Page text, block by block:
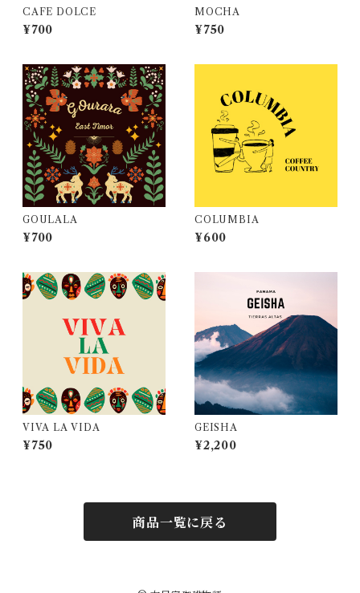
CAFE DOLCE
¥700
MOCHA
¥750
GOULALA
¥700
COLUMBIA
¥600
VIVA LA VIDA
¥750
GEISHA
¥2,200
商品一覧に戻る